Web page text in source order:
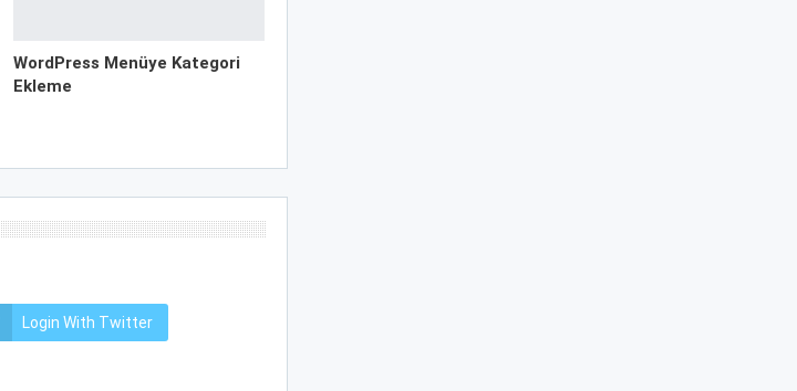
WordPress Menüye Kategori
Ekleme
Login With Twitter